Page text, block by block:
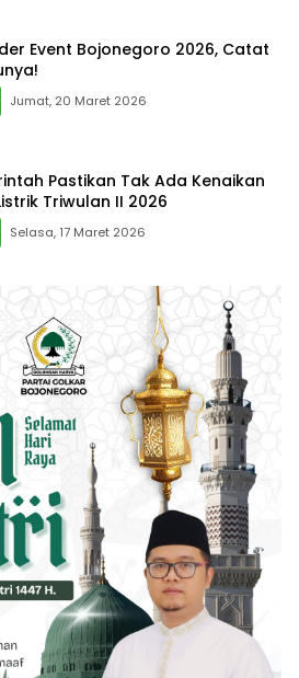
Event Bojonegoro 2026, Catat
Jumat, 20 Maret 2026
Pastikan Tak Ada Kenaikan
Triwulan II 2026
Selasa, 17 Maret 2026